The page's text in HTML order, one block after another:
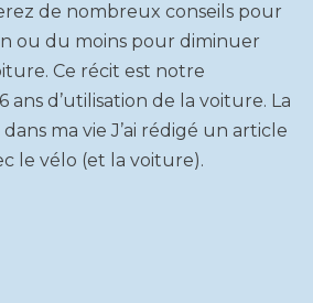
de nombreux conseils pour
ou du moins pour diminuer
Ce récit est notre
ans d’utilisation de la voiture. La
ma vie J’ai rédigé un article
le vélo (et la voiture).